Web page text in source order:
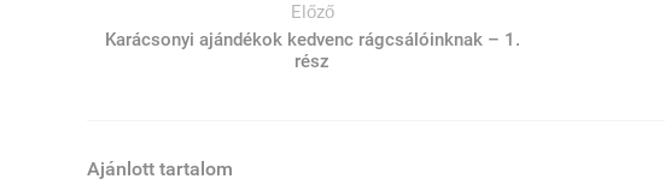
Előző
Karácsonyi ajándékok kedvenc rágcsálóinknak – 1.
rész
Ajánlott tartalom